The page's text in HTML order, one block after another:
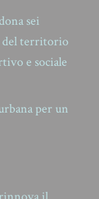
sei
del territorio
e sociale
per un